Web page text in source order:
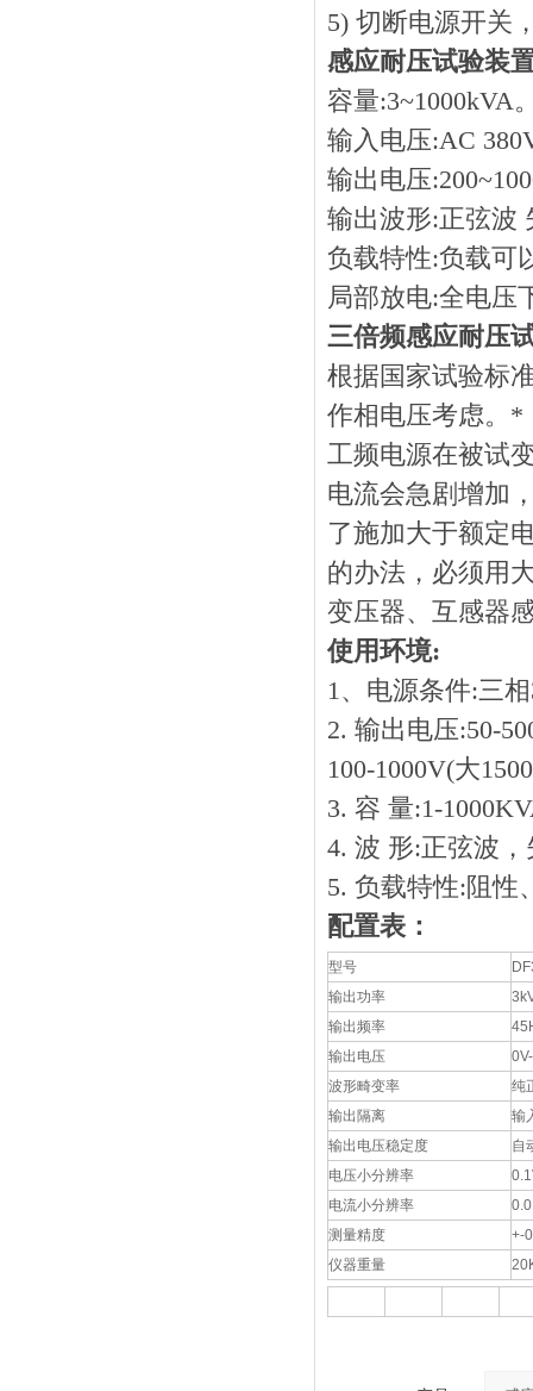
5) 切断电源开关
感应耐压试验装
容量:3~1000kVA
输入电压:AC
输出电压
输出波形:正弦波
负载特性:负载可
局部放电:全电压
三倍频感应耐压
根据国家试验标
作相电压考虑。*
工频电源在被试
电流会急剧增加
了施加大于额定
的办法，必须用
变压器、互感器
使用环境:
1、电源条件:三
2. 输出电压:50-
100-1000V(大
3. 容 量:1-
4. 波 形:正弦波
5. 负载特性:阻性
配置表：
型号
输出功率
输出频率
输出电压
波形畸变率
纯
输出隔离
输
输出电压稳定度
自
电压小分辨率
电流小分辨率
测量精度
+-
仪器重量